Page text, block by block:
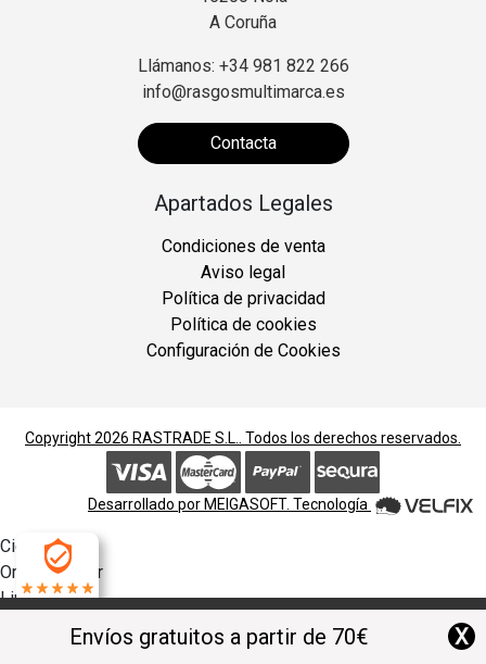
A Coruña
Llámanos: +34 981 822 266
info@rasgosmultimarca.es
Contacta
Apartados Legales
Condiciones de venta
Aviso legal
Política de privacidad
Política de cookies
Configuración de Cookies
Copyright 2026 RASTRADE S.L.. Todos los derechos reservados.
Desarrollado por MEIGASOFT. Tecnología
4.9
Envíos gratuitos a partir de 70€ X
Cierra
Ordenado por
Limpiar